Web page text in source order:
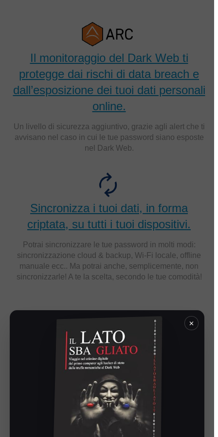
×
Il monitoraggio del Dark Web ti
protegge dai rischi di data breach e
dall’esposizione dei tuoi dati personali
online.
Un livello di sicurezza aggiuntivo, grazie agli alert che ti
avvisano nel caso in cui le tue password siano esposte
nel Dark Web.
Sincronizza i tuoi dati, in forma
criptata, su tutti i tuoi dispositivi.
Potrai sincronizzare le tue password in molti modi:
sincronizzazione cloud & backup, Wi-Fi locale, offline
manuale ecc.. Ma potrai anche, semplicemente, non
sincronizzarle! A te la scelta, secondo le tue comodità!
Condividi in modo sicuro le tue
password e i tuoi dati di accesso con
persone di fiducia.
Consenti, gestisci o rimuovi l’accesso ai tuoi account